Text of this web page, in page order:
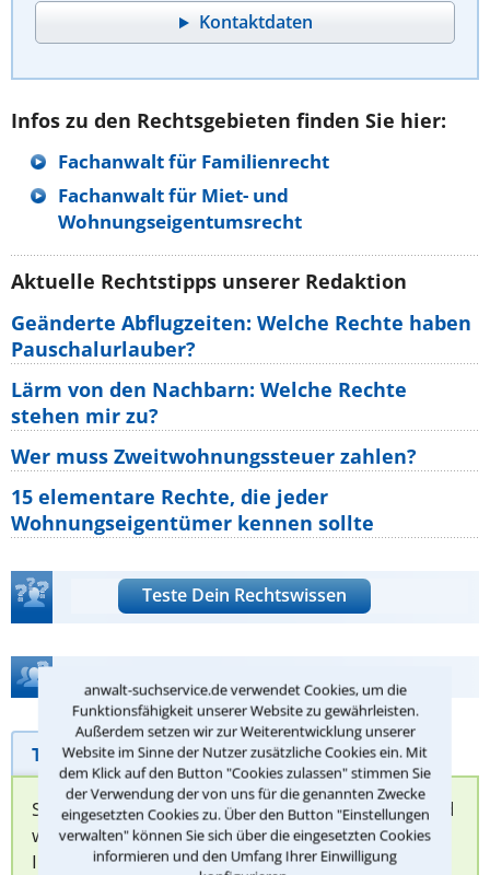
anwalt-suchservice.de verwendet Cookies, um die
Funktionsfähigkeit unserer Website zu gewährleisten.
Außerdem setzen wir zur Weiterentwicklung unserer
Website im Sinne der Nutzer zusätzliche Cookies ein. Mit
dem Klick auf den Button "Cookies zulassen" stimmen Sie
der Verwendung der von uns für die genannten Zwecke
eingesetzten Cookies zu. Über den Button "Einstellungen
verwalten" können Sie sich über die eingesetzten Cookies
informieren und den Umfang Ihrer Einwilligung
Kontaktdaten
Infos zu den Rechtsgebieten finden Sie hier:
Fachanwalt für Familienrecht
Fachanwalt für Miet- und
Wohnungseigentumsrecht
Aktuelle Rechtstipps unserer Redaktion
Geänderte Abflugzeiten: Welche Rechte haben
Pauschalurlauber?
Lärm von den Nachbarn: Welche Rechte
stehen mir zu?
Wer muss Zweitwohnungssteuer zahlen?
15 elementare Rechte, die jeder
Wohnungseigentümer kennen sollte
Teste Dein Rechtswissen
Telefonhilfe Beratungsanfrage
Sie können hier Ihren Fall schildern. Anschließend
werden sich spezialisierte Rechtsanwälte bei
Ihnen melden, um das weitere Vorgehen